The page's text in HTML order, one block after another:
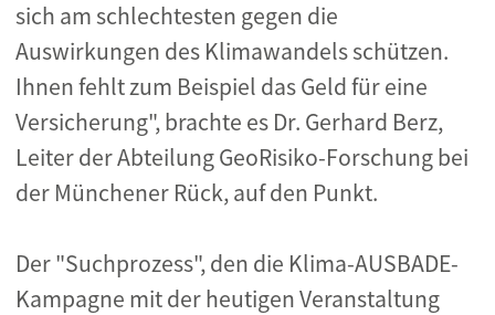
sich am schlechtesten gegen die
Auswirkungen des Klimawandels schützen.
Ihnen fehlt zum Beispiel das Geld für eine
Versicherung", brachte es Dr. Gerhard Berz,
Leiter der Abteilung GeoRisiko-Forschung bei
der Münchener Rück, auf den Punkt.
Der "Suchprozess", den die Klima-AUSBADE-
Kampagne mit der heutigen Veranstaltung